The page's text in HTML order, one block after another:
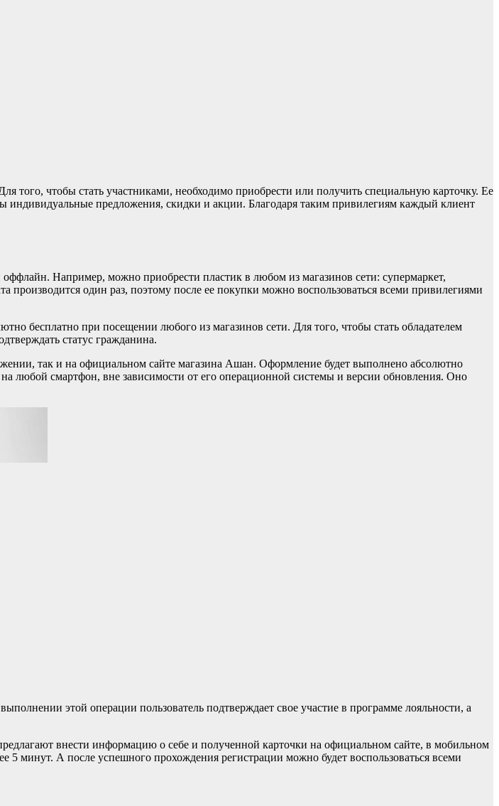
того, чтобы стать участниками, необходимо приобрести или получить специальную карточку. Ее
индивидуальные предложения, скидки и акции. Благодаря таким привилегиям каждый клиент
Например, можно приобрести пластик в любом из магазинов сети: супермаркет,
производится один раз, поэтому после ее покупки можно воспользоваться всеми привилегиями
бесплатно при посещении любого из магазинов сети. Для того, чтобы стать обладателем
статус гражданина.
так и на официальном сайте магазина Ашан. Оформление будет выполнено абсолютно
любой смартфон, вне зависимости от его операционной системы и версии обновления. Оно
этой операции пользователь подтверждает свое участие в программе лояльности, а
внести информацию о себе и полученной карточки на официальном сайте, в мобильном
минут. А после успешного прохождения регистрации можно будет воспользоваться всеми